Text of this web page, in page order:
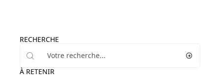
RECHERCHE
À RETENIR